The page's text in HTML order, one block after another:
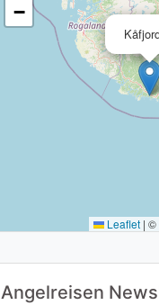
−
Leaflet | ©
Angelreisen